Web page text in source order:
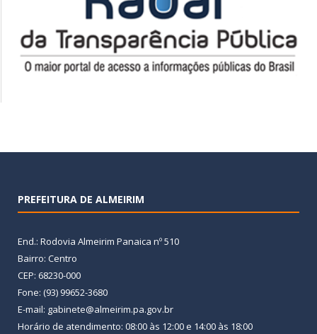
PREFEITURA DE ALMEIRIM
End.: Rodovia Almeirim Panaica nº 510
Bairro: Centro
CEP: 68230-000
Fone: (93) 99652-3680
E-mail: gabinete@almeirim.pa.gov.br
Horário de atendimento: 08:00 às 12:00 e 14:00 às 18:00